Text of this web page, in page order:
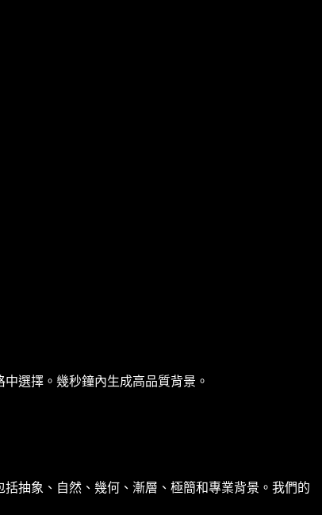
選擇。幾秒鐘內生成高品質背景。
抽象、自然、幾何、漸層、極簡和專業背景。我們的